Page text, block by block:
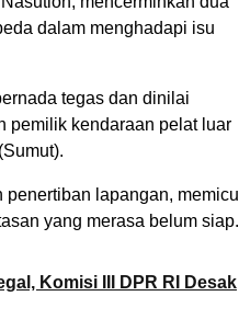
dalam menghadapi isu
tegas dan dinilai
pemilik kendaraan pelat luar
lapangan, memicu
yang merasa belum siap.
Komisi III DPR RI Desak